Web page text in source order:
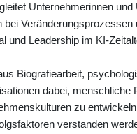
Unternehmerinnen
bei
und Leadership im KI-
Biografiearbeit,
dabei,
zu
verstanden